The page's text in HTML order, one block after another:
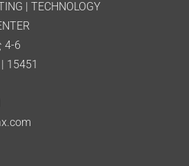
| TECHNOLOGY
4-6
15451